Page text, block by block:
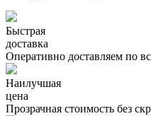
Быстрая
доставка
Оперативно доставляем по
Наилучшая
цена
Прозрачная стоимость без